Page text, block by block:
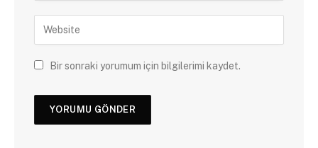
Bir sonraki yorumum için bilgilerimi kaydet.